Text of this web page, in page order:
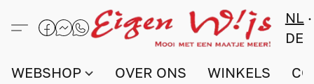
NL
DE
WEBSHOP OVER ONS WINKELS